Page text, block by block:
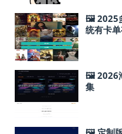
🖼 2025
统有卡
🖼 2026
集